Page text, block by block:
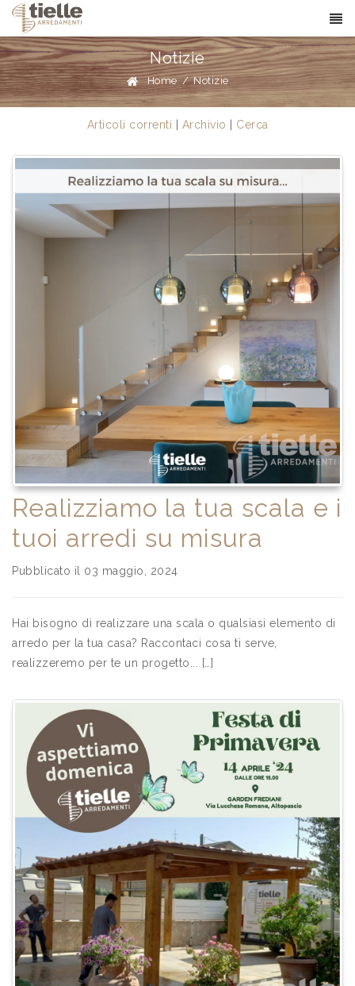
Notizie
Home / Notizie
Articoli correnti Archivio Cerca
Realizziamo la tua scala e i
tuoi arredi su misura
Pubblicato il 03 maggio, 2024
Hai bisogno di realizzare una scala o qualsiasi elemento di
arredo per la tua casa? Raccontaci cosa ti serve,
realizzeremo per te un progetto... […]